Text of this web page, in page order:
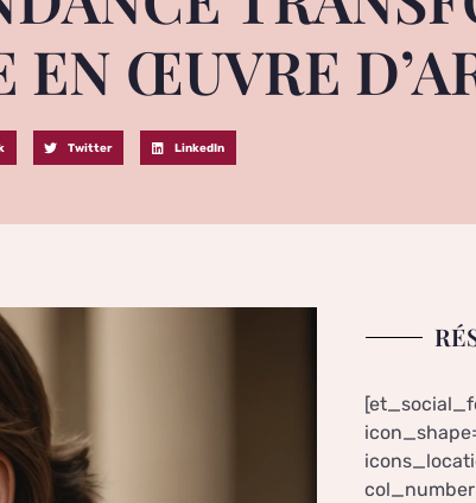
EN ŒUVRE
Twitter LinkedIn